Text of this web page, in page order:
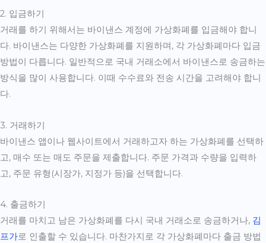
2. 입금하기
거래를 하기 위해서는 바이낸스 계정에 가상화폐를 입금해야 합니
다. 바이낸스는 다양한 가상화폐를 지원하며, 각 가상화폐마다 입금
방법이 다릅니다. 일반적으로 국내 거래소에서 바이낸스로 송금하는
방식을 많이 사용합니다. 이때 수수료와 전송 시간을 고려해야 합니
다.
3. 거래하기
바이낸스 앱이나 웹사이트에서 거래하고자 하는 가상화폐를 선택하
고, 매수 또는 매도 주문을 제출합니다. 주문 가격과 수량을 입력하
고, 주문 유형(시장가, 지정가 등)을 선택합니다.
4. 출금하기
거래를 마치고 남은 가상화폐를 다시 국내 거래소로 송금하거나, 김
프가로 인출할 수 있습니다. 마찬가지로 각 가상화폐마다 출금 방법